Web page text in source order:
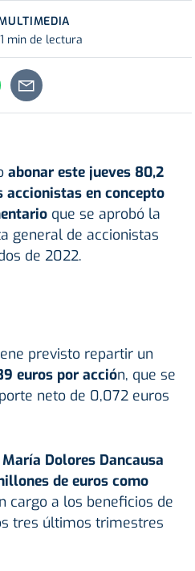
1 min de lectura
abonar este jueves 80,2
accionistas en concepto
que se aprobó la
general de accionistas
de 2022.
previsto repartir un
euros por acción, que se
neto de 0,072 euros
María Dolores Dancausa
de euros como
cargo a los beneficios de
tres últimos trimestres